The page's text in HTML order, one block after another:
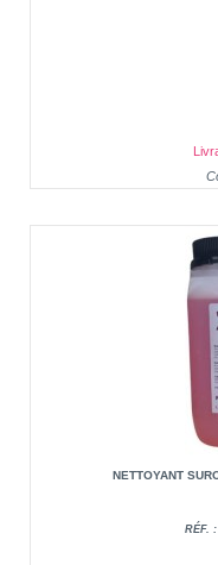
NETTOYANT
RÉF.